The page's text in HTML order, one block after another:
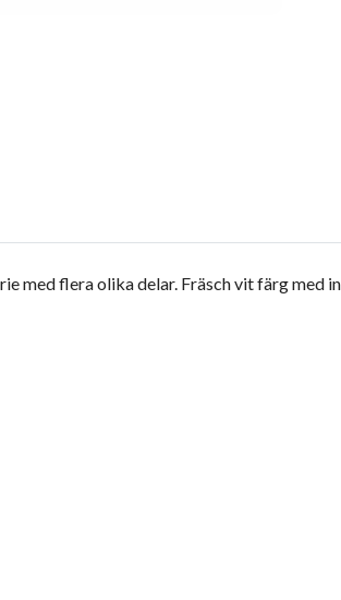
med flera olika delar. Fräsch vit färg med